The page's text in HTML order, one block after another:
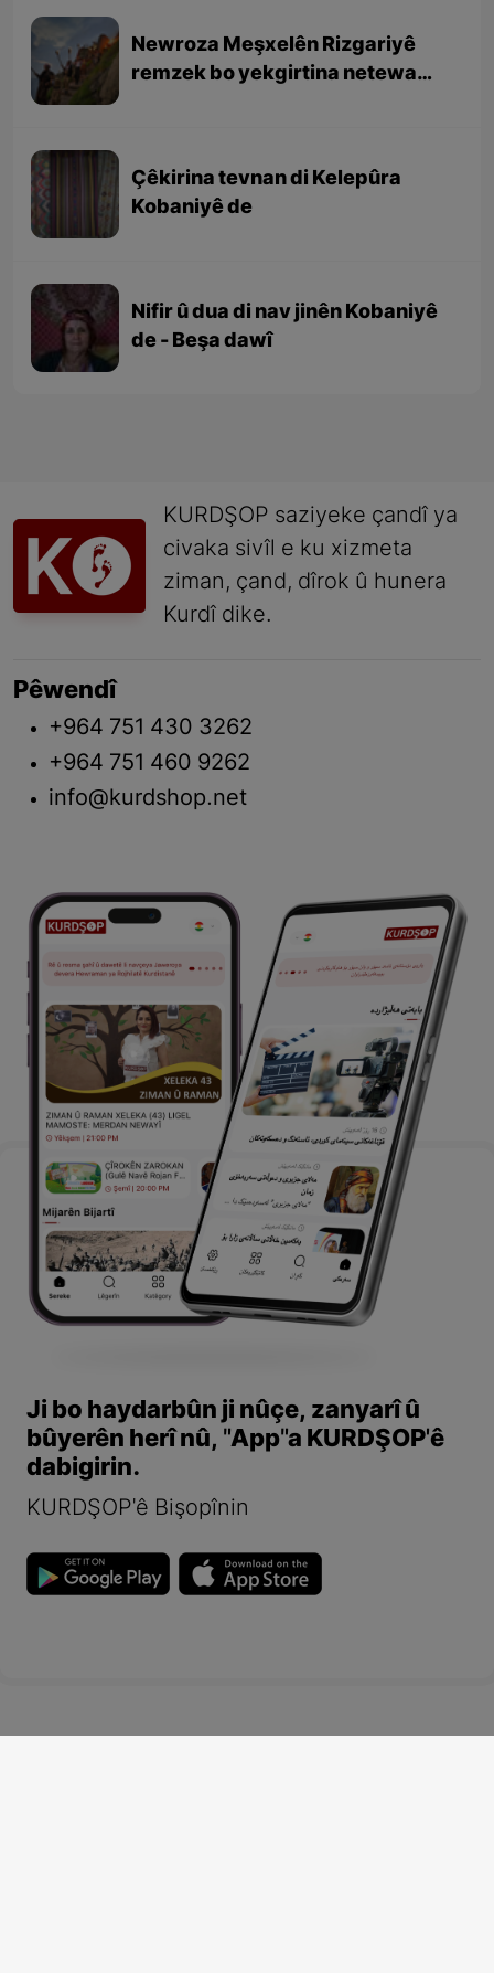
Newroza Meşxelên Rizgariyê
remzek bo yekgirtina netewa
Çêkirina tevnan di Kelepûra
Kobaniyê de
Nifir û dua di nav jinên Kobaniyê
de - Beşa dawî
KURDŞOP saziyeke çandî ya
civaka sivîl e ku xizmeta
ziman, çand, dîrok û hunera
Kurdî dike.
Pêwendî
+964 751 430 3262
+964 751 460 9262
info@kurdshop.net
Ji bo haydarbûn ji nûçe, zanyarî û
bûyerên herî nû, "App"a KURDŞOP'ê
dabigirin.
KURDŞOP'ê Bişopînin